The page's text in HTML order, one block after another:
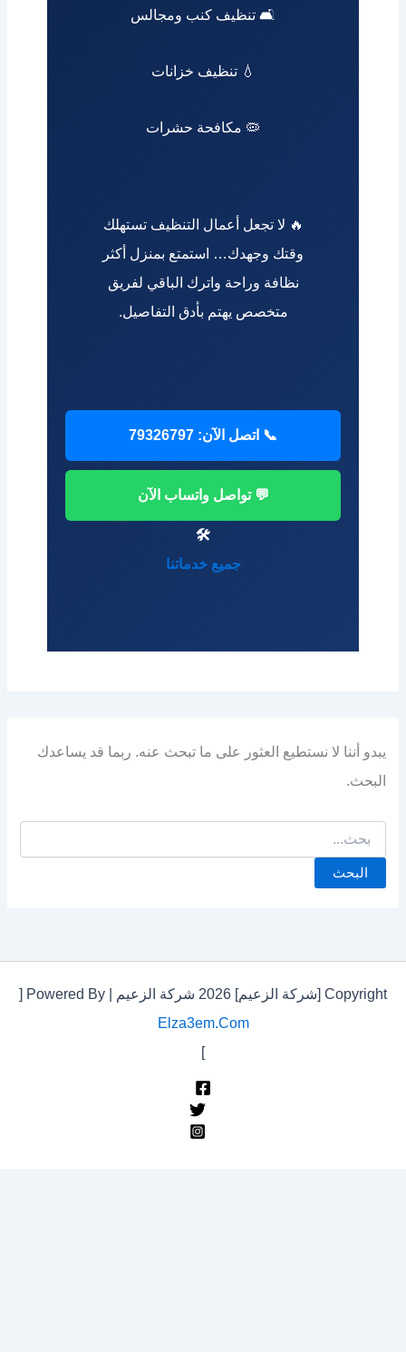
🛋️ تنظيف كنب ومجالس
💧 تنظيف خزانات
🦠 مكافحة حشرات
🔥 لا تجعل أعمال التنظيف تستهلك
وقتك وجهدك… استمتع بمنزل أكثر
نظافة وراحة واترك الباقي لفريق
متخصص يهتم بأدق التفاصيل.
📞 اتصل الآن: 79326797
💬 تواصل واتساب الآن
🛠
جميع خدماتنا
يبدو أننا لا نستطيع العثور على ما تبحث عنه. ربما قد يساعدك
البحث.
Copyright [شركة الزعيم] 2026 شركة الزعيم | Powered By [
Elza3em.com